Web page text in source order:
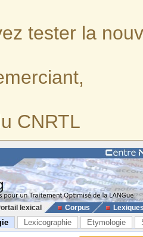
tester la
CNRTL
lexical Corpus
Lexicographie Etymologie